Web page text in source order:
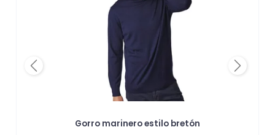
Gorro marinero estilo bretón
Previous Next